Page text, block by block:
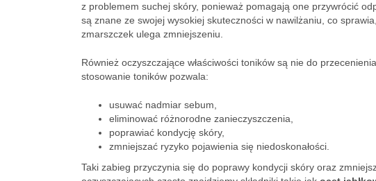
z problemem suchej skóry, ponieważ pomagają one przywrócić
są znane ze swojej wysokiej skuteczności w nawilżaniu, co
zmarszczek ulega zmniejszeniu.
Również oczyszczające właściwości toników są nie do
stosowanie toników pozwala:
usuwać nadmiar sebum,
eliminować różnorodne zanieczyszczenia,
poprawiać kondycję skóry,
zmniejszać ryzyko pojawienia się niedoskonałości.
Taki zabieg przyczynia się do poprawy kondycji skóry oraz